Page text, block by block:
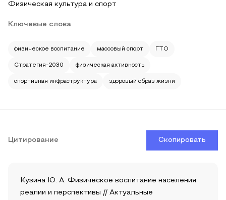
Физическая культура и спорт
Ключевые слова
физическое воспитание массовый спорт ГТО
Стратегия-2030 физическая активность
спортивная инфраструктура здоровый образ жизни
Цитирование Скопировать
Кузина Ю. А. Физическое воспитание населения:
реалии и перспективы // Актуальные